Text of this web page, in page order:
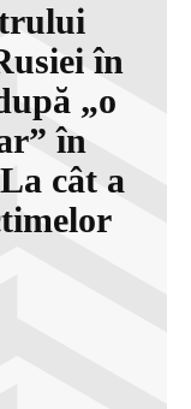
în
„o
în
cât a